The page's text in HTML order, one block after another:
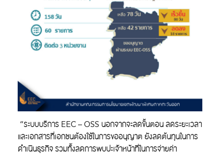
“ระบบบริการ EEC – OSS นอกจากจะลดขั้นตอน ลดระยะเวลา
และเอกสารที่เอกชนต้องใช้ในการขออนุญาต ยังลดต้นทุนในการ
ดำเนินธุรกิจ รวมทั้งลดการพบปะเจ้าหน้าที่ในการจ่ายค่า